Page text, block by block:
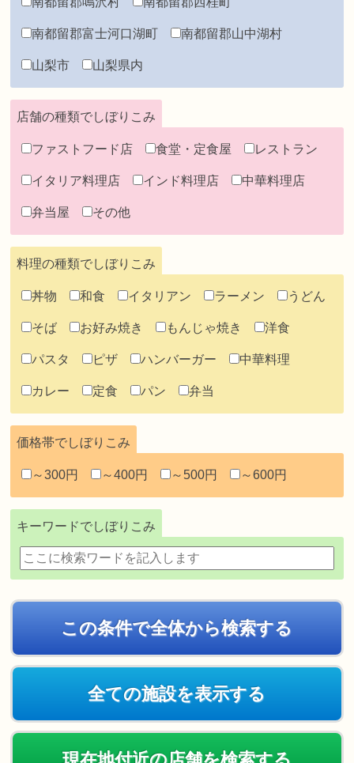
南都留郡富士河口湖町 南都留郡山中湖村
山梨市 山梨県内
店舗の種類でしぼりこみ
ファストフード店 食堂・定食屋 レストラン
イタリア料理店 インド料理店 中華料理店
弁当屋 その他
料理の種類でしぼりこみ
丼物 和食 イタリアン ラーメン うどん
そば お好み焼き もんじゃ焼き 洋食
パスタ ピザ ハンバーガー 中華料理
カレー 定食 パン 弁当
価格帯でしぼりこみ
～300円 ～400円 ～500円 ～600円
キーワードでしぼりこみ
全ての施設を表示する